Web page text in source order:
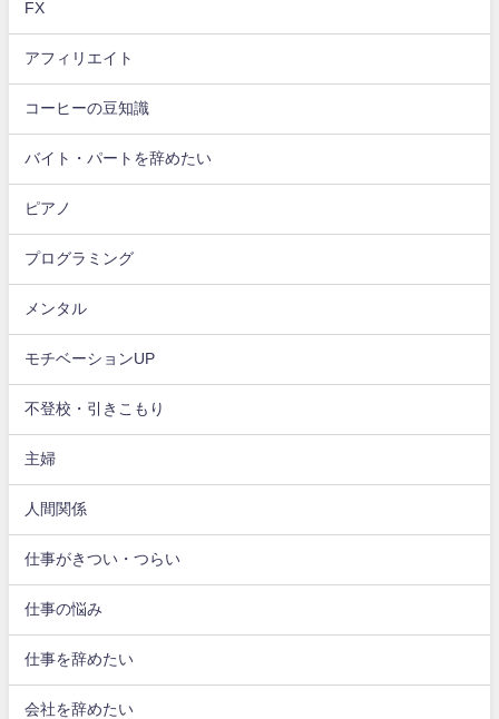
FX
アフィリエイト
コーヒーの豆知識
バイト・パートを辞めたい
ピアノ
プログラミング
メンタル
モチベーションUP
不登校・引きこもり
主婦
人間関係
仕事がきつい・つらい
仕事の悩み
仕事を辞めたい
会社を辞めたい